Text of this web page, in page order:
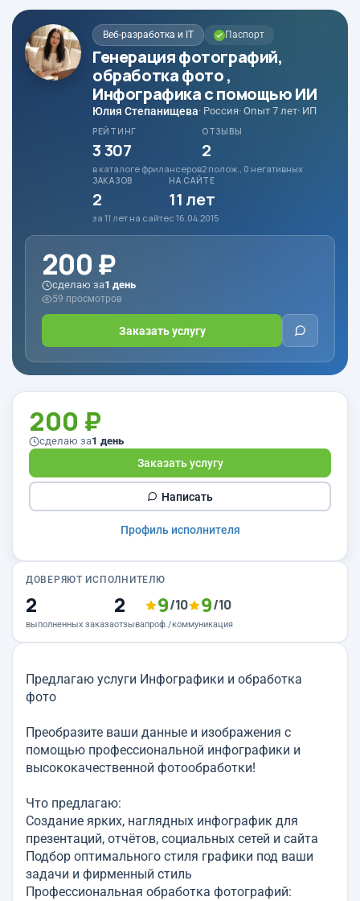
Веб-разработка и IT Паспорт
Генерация фотографий,
обработка фото ,
Инфографика с помощью ИИ
Юлия Степанищева· Россия· Опыт 7 лет· ИП
РЕЙТИНГ
3 307
в каталоге фрилансеров
ОТЗЫВЫ
2
2 полож., 0 негативных
ЗАКАЗОВ
2
за 11 лет на сайте
НА САЙТЕ
11 лет
с 16.04.2015
200 ₽
сделаю за1 день
59 просмотров
Заказать услугу
Предлагаю услуги Инфографики и обработка
фото
Преобразите ваши данные и изображения с
помощью профессиональной инфографики и
высококачественной фотообработки!
Что предлагаю:
Создание ярких, наглядных инфографик для
презентаций, отчётов, социальных сетей и сайта
Подбор оптимального стиля графики под ваши
задачи и фирменный стиль
Профессиональная обработка фотографий:
200 ₽
сделаю за1 день
Заказать услугу
Написать
Профиль исполнителя
ДОВЕРЯЮТ ИСПОЛНИТЕЛЮ
2
выполненных заказа
2
отзыва
9/10 9/10
проф./коммуникация